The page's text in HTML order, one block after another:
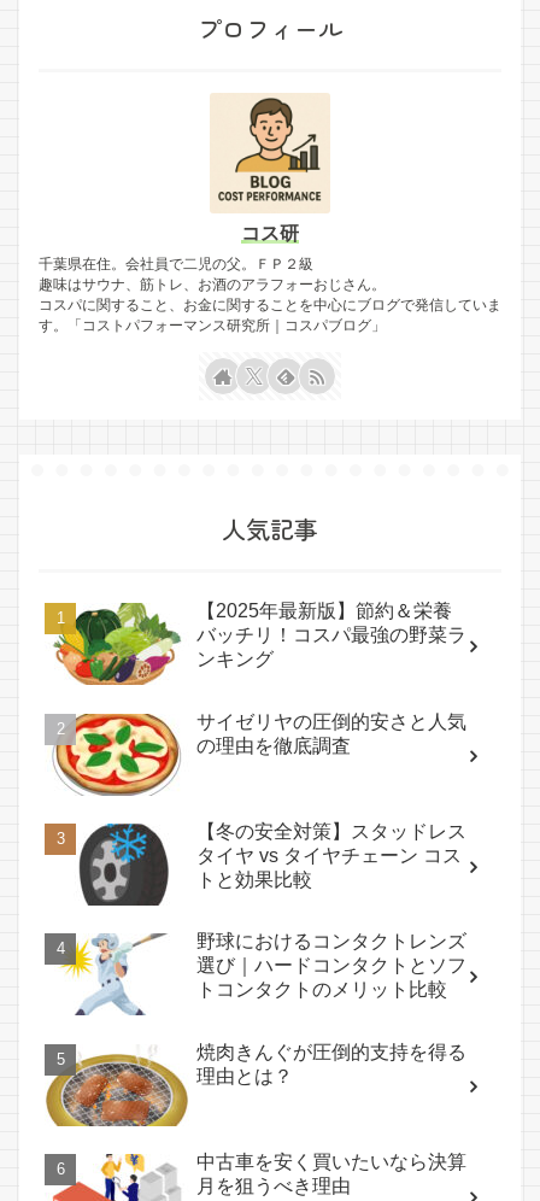
プロフィール
コス研
千葉県在住。会社員で二児の父。ＦＰ２級
趣味はサウナ、筋トレ、お酒のアラフォーおじさん。
コスパに関すること、お金に関することを中心にブログで発信していま
す。「コストパフォーマンス研究所｜コスパブログ」
人気記事
【2025年最新版】節約＆栄養
バッチリ！コスパ最強の野菜ラ
ンキング
サイゼリヤの圧倒的安さと人気
の理由を徹底調査
【冬の安全対策】スタッドレス
タイヤ vs タイヤチェーン コス
トと効果比較
野球におけるコンタクトレンズ
選び｜ハードコンタクトとソフ
トコンタクトのメリット比較
焼肉きんぐが圧倒的支持を得る
理由とは？
中古車を安く買いたいなら決算
月を狙うべき理由